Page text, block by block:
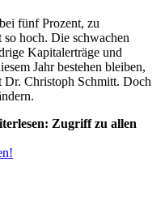
fünf Prozent, zu
so hoch. Die schwachen
Kapitalerträge und
Jahr bestehen bleiben,
Dr. Christoph Schmitt. Doch
Zugriff zu allen